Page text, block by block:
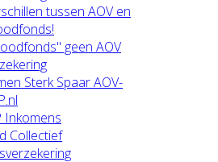
tussen AOV en
geen AOV
Sterk Spaar AOV-
Inkomens
Collectief